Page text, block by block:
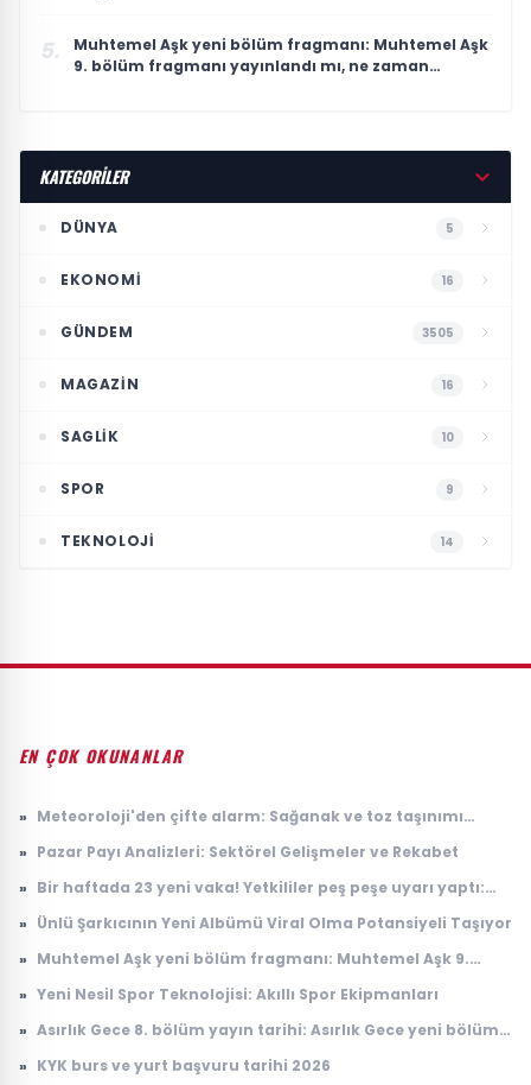
5.
Muhtemel Aşk yeni bölüm fragmanı: Muhtemel Aşk
9. bölüm fragmanı yayınlandı mı, ne zaman
KATEGORİLER
DÜNYA 5
EKONOMI 16
GÜNDEM 3505
MAGAZIN 16
SAGLIK 10
SPOR 9
TEKNOLOJI 14
EN ÇOK OKUNANLAR
» Meteoroloji'den çifte alarm: Sağanak ve toz taşınımı
» Pazar Payı Analizleri: Sektörel Gelişmeler ve Rekabet
» Bir haftada 23 yeni vaka! Yetkililer peş peşe uyarı yaptı:
» Ünlü Şarkıcının Yeni Albümü Viral Olma Potansiyeli Taşıyor
» Muhtemel Aşk yeni bölüm fragmanı: Muhtemel Aşk 9.
» Yeni Nesil Spor Teknolojisi: Akıllı Spor Ekipmanları
» Asırlık Gece 8. bölüm yayın tarihi: Asırlık Gece yeni bölüm
» KYK burs ve yurt başvuru tarihi 2026